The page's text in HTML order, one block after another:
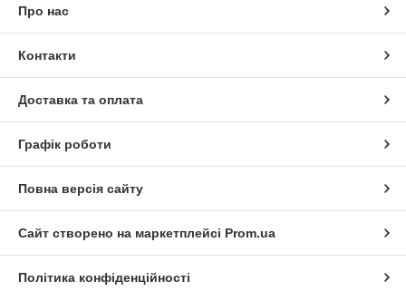
Про нас
Контакти
Доставка та оплата
Графік роботи
Повна версія сайту
Сайт створено на маркетплейсі Prom.ua
Політика конфіденційності